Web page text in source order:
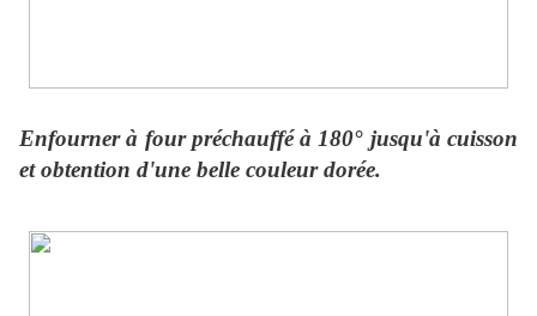
Enfourner à four préchauffé à 180° jusqu'à cuisson
et obtention d'une belle couleur dorée.